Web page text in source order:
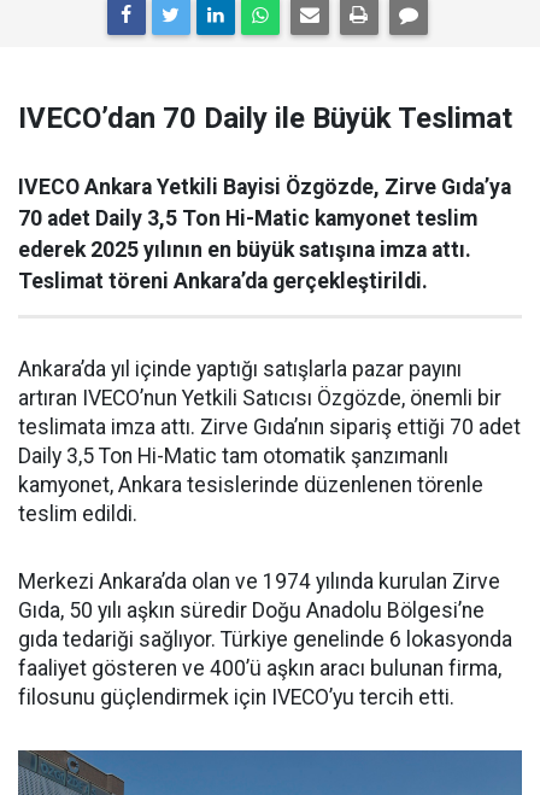
IVECO’dan 70 Daily ile Büyük Teslimat
IVECO Ankara Yetkili Bayisi Özgözde, Zirve Gıda’ya
70 adet Daily 3,5 Ton Hi-Matic kamyonet teslim
ederek 2025 yılının en büyük satışına imza attı.
Teslimat töreni Ankara’da gerçekleştirildi.
Ankara’da yıl içinde yaptığı satışlarla pazar payını
artıran IVECO’nun Yetkili Satıcısı Özgözde, önemli bir
teslimata imza attı. Zirve Gıda’nın sipariş ettiği 70 adet
Daily 3,5 Ton Hi-Matic tam otomatik şanzımanlı
kamyonet, Ankara tesislerinde düzenlenen törenle
teslim edildi.
Merkezi Ankara’da olan ve 1974 yılında kurulan Zirve
Gıda, 50 yılı aşkın süredir Doğu Anadolu Bölgesi’ne
gıda tedariği sağlıyor. Türkiye genelinde 6 lokasyonda
faaliyet gösteren ve 400’ü aşkın aracı bulunan firma,
filosunu güçlendirmek için IVECO’yu tercih etti.